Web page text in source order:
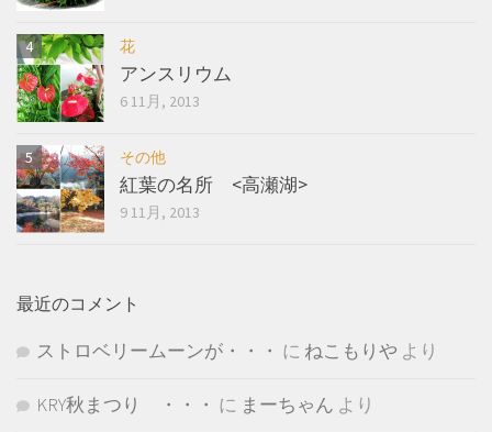
花
アンスリウム
6 11月, 2013
その他
紅葉の名所 <高瀬湖>
9 11月, 2013
最近のコメント
ストロベリームーンが・・・ に ねこもりや より
KRY秋まつり ・・・ に まーちゃん より